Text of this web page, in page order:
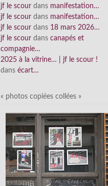
jf le scour dans manifestation…
jf le scour dans manifestation…
jf le scour dans 18 mars 2026…
jf le scour dans canapés et
compagnie…
2025 à la vitrine… | jf le scour !
dans écart…
« photos copiées collées »